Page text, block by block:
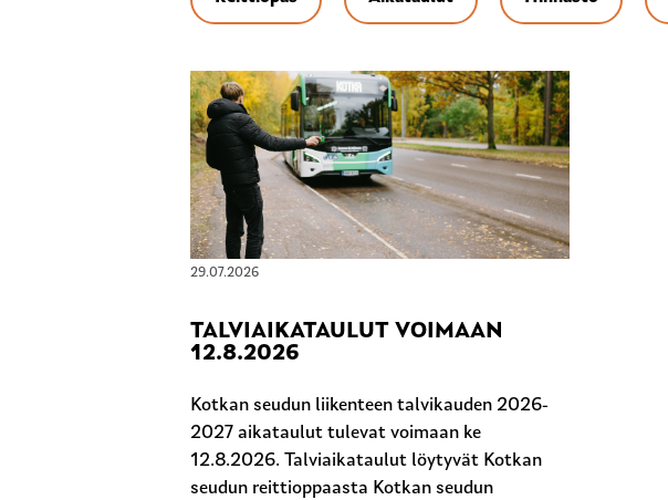
29.07.2026
TALVIAIKATAULUT VOIMAAN
12.8.2026
Kotkan seudun liikenteen talvikauden 2026-
2027 aikataulut tulevat voimaan ke
12.8.2026. Talviaikataulut löytyvät Kotkan
seudun reittioppaasta Kotkan seudun